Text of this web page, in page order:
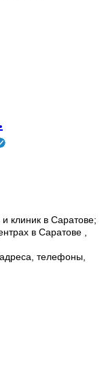
клиник в Саратове;
в Саратове ,
телефоны,